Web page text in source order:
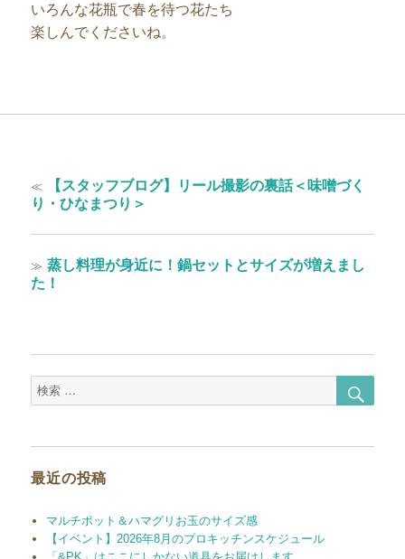
いろんな花瓶で春を待つ花たち
楽しんでくださいね。
稿
ビ
ゲ
ン
≪
過
去
投
稿:
【スタッフブログ】リール撮影の裏話＜味噌づく
り・ひなまつり＞
≫ 次
の
蒸し料理が身近に！鍋セットとサイズが増えまし
た！
検
索
索
最近の投稿
マルチポット＆ハマグリお玉のサイズ感
【イベント】2026年8月のプロキッチンスケジュール